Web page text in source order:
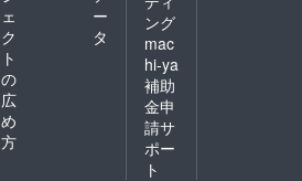
ェ
ク
ト
の
広
め
方
ー
タ
ング
mac
hi-ya
補助
金申
請サ
ポー
ト